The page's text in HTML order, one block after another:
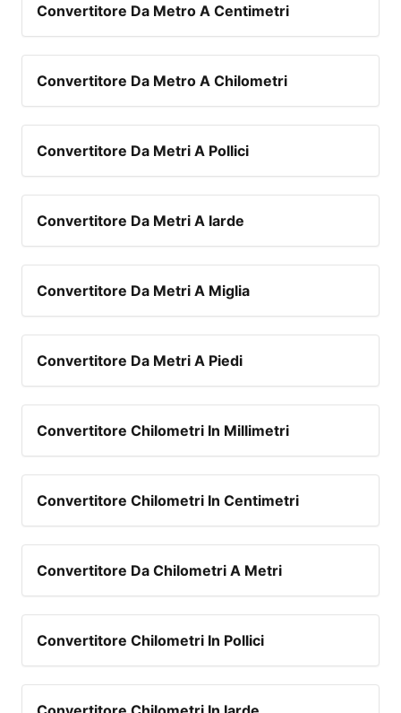
Convertitore Da Metro A Centimetri
Convertitore Da Metro A Chilometri
Convertitore Da Metri A Pollici
Convertitore Da Metri A Iarde
Convertitore Da Metri A Miglia
Convertitore Da Metri A Piedi
Convertitore Chilometri In Millimetri
Convertitore Chilometri In Centimetri
Convertitore Da Chilometri A Metri
Convertitore Chilometri In Pollici